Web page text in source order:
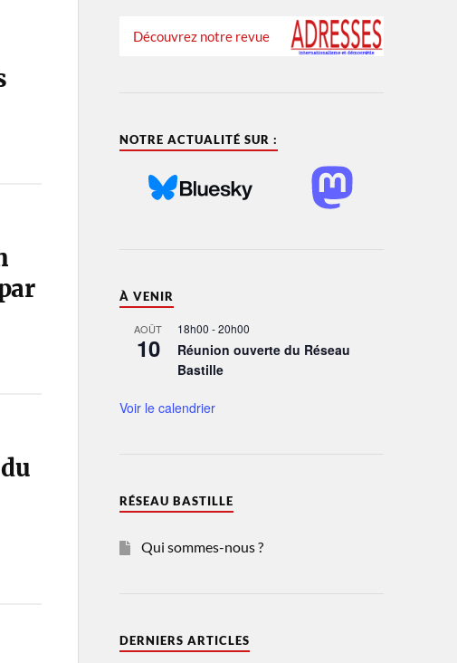
Découvrez notre revue
NOTRE ACTUALITÉ SUR :
À VENIR
AOÛT
10
18h00 -20h00
Réunion ouverte du Réseau
Bastille
Voir le calendrier
RÉSEAU BASTILLE
Qui sommes-nous ?
DERNIERS ARTICLES